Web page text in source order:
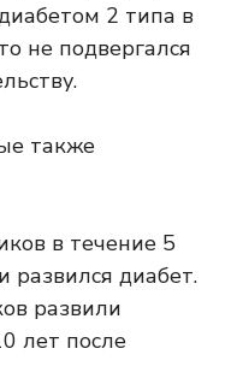
2 типа в
не подвергался
также
в течение 5
развился диабет.
развили
лет после